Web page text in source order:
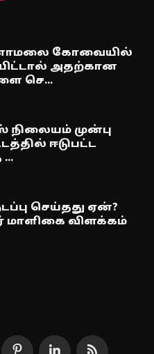
கோவையில்
அதற்கான
செ...
நிலையம் முன்பு
ஈடுபட்ட
செய்தது ஏன்?
மாளிகை விளக்கம்